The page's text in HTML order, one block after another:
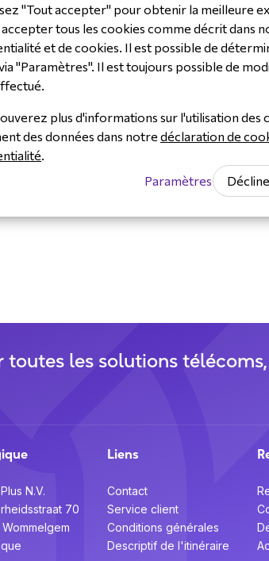
dans les 48 heures
Appelez-
20 120
nous au +31(0)88
800
Une
: +31 (0)36 20 20 125
notre équipe d'assistance
Prendre
les solutions télécoms,
N.V.
70
Wommelgem
Liens
Contact
Service client
Conditions générales
Descriptif de l'itinéraire
"Tout accepter" pour obtenir la meilleure
tous les cookies comme décrit dans
et de cookies. Il est possible de
"Paramètres". Il est toujours possible de
plus d'informations sur l'utilisation des
des données dans notre déclaration de
Paramètres